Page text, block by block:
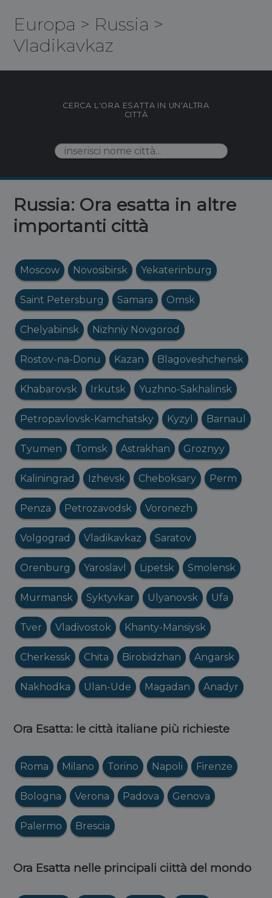
Europa > Russia >
Vladikavkaz
CERCA L'ORA ESATTA IN UN'ALTRA
CITTÀ
Russia: Ora esatta in altre
importanti città
Moscow Novosibirsk Yekaterinburg
Saint Petersburg Samara Omsk
Chelyabinsk Nizhniy Novgorod
Rostov-na-Donu Kazan Blagoveshchensk
Khabarovsk Irkutsk Yuzhno-Sakhalinsk
Petropavlovsk-Kamchatsky Kyzyl Barnaul
Tyumen Tomsk Astrakhan Groznyy
Kaliningrad Izhevsk Cheboksary Perm
Penza Petrozavodsk Voronezh
Volgograd Vladikavkaz Saratov
Orenburg Yaroslavl Lipetsk Smolensk
Murmansk Syktyvkar Ulyanovsk Ufa
Tver Vladivostok Khanty-Mansiysk
Cherkessk Chita Birobidzhan Angarsk
Nakhodka Ulan-Ude Magadan Anadyr
Ora Esatta: le città italiane più richieste
Roma Milano Torino Napoli Firenze
Bologna Verona Padova Genova
Palermo Brescia
Ora Esatta nelle principali ciittà del mondo